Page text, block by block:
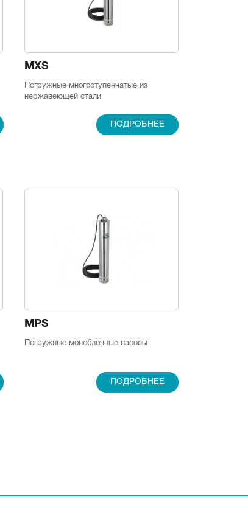
MXS
Погружные многоступенчатые из
нержавеющей стали
ПОДРОБНЕЕ
MPS
Погружные моноблочные насосы
ПОДРОБНЕЕ